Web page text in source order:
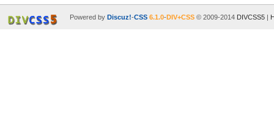
Powered by Discuz!-CSS 6.1.0-DIV+CSS© 2009-2014 DIVCSS5|